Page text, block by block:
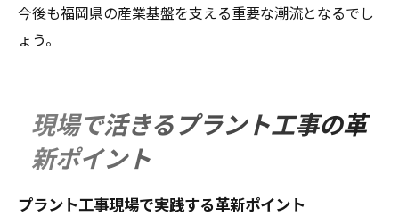
今後も福岡県の産業基盤を支える重要な潮流となるでし
ょう。
現場で活きるプラント工事の革
新ポイント
プラント工事現場で実践する革新ポイント